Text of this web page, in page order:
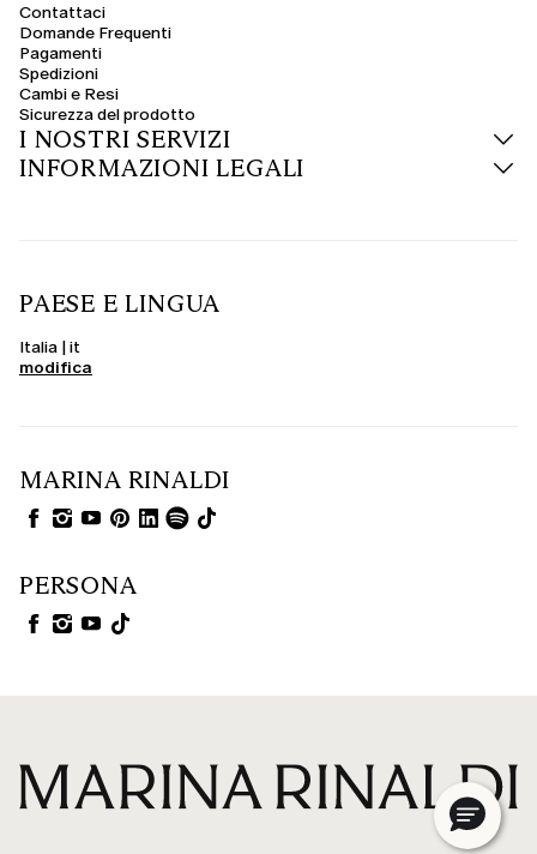
Contattaci
Domande Frequenti
Pagamenti
Spedizioni
Cambi e Resi
Sicurezza del prodotto
I NOSTRI SERVIZI
INFORMAZIONI LEGALI
PAESE E LINGUA
Italia | it
modifica
MARINA RINALDI
PERSONA